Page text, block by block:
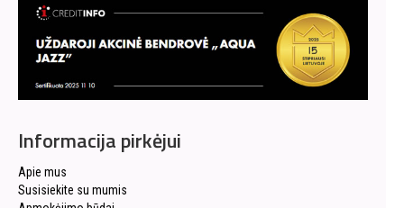
Informacija pirkėjui
Apie mus
Susisiekite su mumis